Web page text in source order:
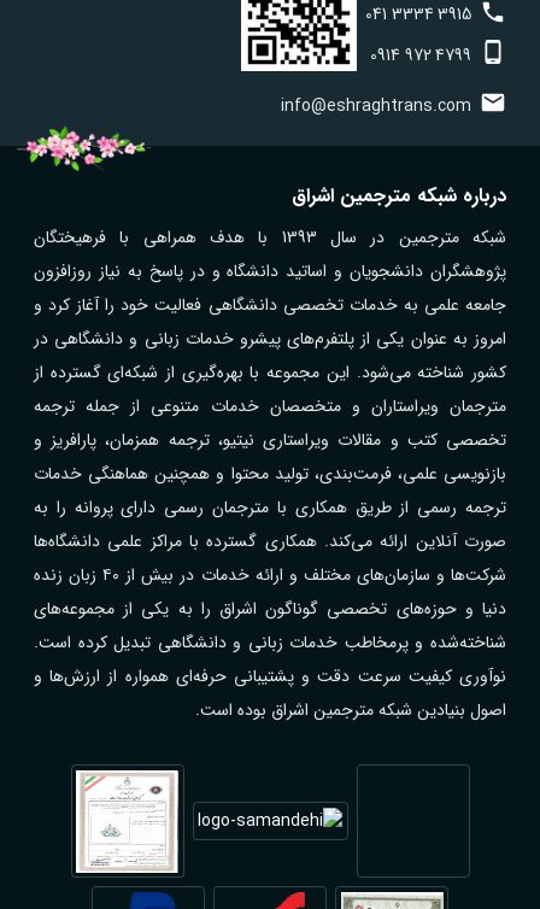
041 33343915
0914 9724799
info@eshraghtrans.com
درباره شبکه مترجمین اشراق
شبکه مترجمین در سال 1393 با هدف همراهی با فرهیختگان
پژوهشگران دانشجویان و اساتید دانشگاه و در پاسخ به نیاز روزافزون
جامعه علمی به خدمات تخصصی دانشگاهی فعالیت خود را آغاز کرد و
امروز به عنوان یکی از پلتفرم‌های پیشرو خدمات زبانی و دانشگاهی در
کشور شناخته می‌شود. این مجموعه با بهره‌گیری از شبکه‌ای گسترده از
مترجمان ویراستاران و متخصصان خدمات متنوعی از جمله ترجمه
تخصصی کتب و مقالات ویراستاری نیتیو، ترجمه همزمان، پارافریز و
بازنویسی علمی، فرمت‌بندی، تولید محتوا و همچنین هماهنگی خدمات
ترجمه رسمی از طریق همکاری با مترجمان رسمی دارای پروانه را به
صورت آنلاین ارائه می‌کند. همکاری گسترده با مراکز علمی دانشگاه‌ها
شرکت‌ها و سازمان‌های مختلف و ارائه خدمات در بیش از ۴۰ زبان زنده
دنیا و حوزه‌های تخصصی گوناگون اشراق را به یکی از مجموعه‌های
شناخته‌شده و پرمخاطب خدمات زبانی و دانشگاهی تبدیل کرده است.
نوآوری کیفیت سرعت دقت و پشتیبانی حرفه‌ای همواره از ارزش‌ها و
اصول بنیادین شبکه مترجمین اشراق بوده است.